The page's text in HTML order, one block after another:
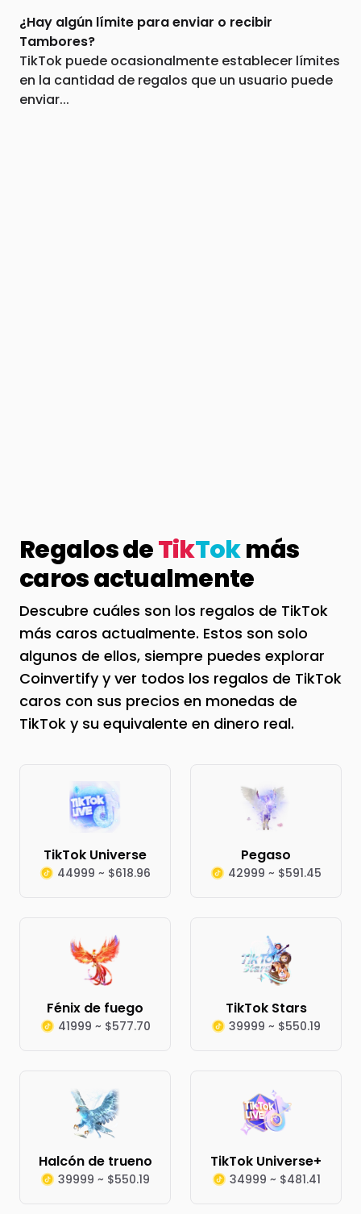
¿Hay algún límite para enviar o recibir
Tambores?
TikTok puede ocasionalmente establecer límites
en la cantidad de regalos que un usuario puede
enviar...
Regalos deTikTokmás
caros actualmente
Descubre cuáles son los regalos de TikTok
más caros actualmente. Estos son solo
algunos de ellos, siempre puedes explorar
Coinvertify y ver todos los regalos de TikTok
caros con sus precios en monedas de
TikTok y su equivalente en dinero real.
TikTok Universe
44999 ~ $618.96
Pegaso
42999 ~ $591.45
Fénix de fuego
41999 ~ $577.70
TikTok Stars
39999 ~ $550.19
Halcón de trueno
39999 ~ $550.19
TikTok Universe+
34999 ~ $481.41